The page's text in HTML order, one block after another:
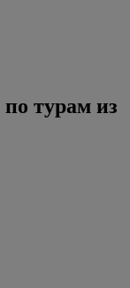
турам из